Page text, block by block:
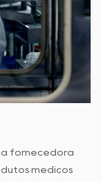
fornecedora
médicos